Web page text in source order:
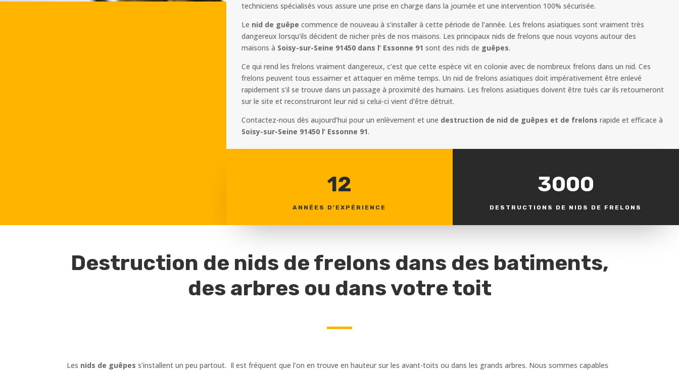
techniciens spécialisés vous assure une prise en charge dans la journée et une intervention 100% sécurisée.
Le nid de guêpe commence de nouveau à s’installer à cette période de l’année. Les frelons asiatiques sont vraiment très
dangereux lorsqu’ils décident de nicher près de nos maisons. Les principaux nids de frelons que nous voyons autour des
maisons à Soisy-sur-Seine 91450 dans l’ Essonne 91 sont des nids de guêpes.
Ce qui rend les frelons vraiment dangereux, c’est que cette espèce vit en colonie avec de nombreux frelons dans un nid. Ces
frelons peuvent tous essaimer et attaquer en même temps. Un nid de frelons asiatiques doit impérativement être enlevé
rapidement s’il se trouve dans un passage à proximité des humains. Les frelons asiatiques doivent être tués car ils retourneront
sur le site et reconstruiront leur nid si celui-ci vient d’être détruit.
Contactez-nous dès aujourd’hui pour un enlèvement et une destruction de nid de guêpes et de frelons rapide et efficace à
Soisy-sur-Seine 91450 l’ Essonne 91.
12
ANNÉES D'EXPÉRIENCE
3000
DESTRUCTIONS DE NIDS DE FRELONS
Destruction de nids de frelons dans des batiments,
des arbres ou dans votre toit
Les nids de guêpes s’installent un peu partout. Il est fréquent que l’on en trouve en hauteur sur les avant-toits ou dans les grands arbres. Nous sommes capables